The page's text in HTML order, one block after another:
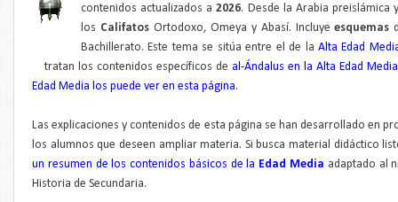
contenidos actualizados a2026. Desde la Arabia preislámica
los Califatos Ortodoxo, Omeya y Abasí. Incluyeesquemas
Bachillerato. Este tema se sitúa entre el de laAlta Edad
tratan los contenidos específicos de al-Ándalus en la Alta Edad
Edad Media los puede ver en esta página.
Las explicaciones y contenidos de esta página se han desarrollado en
los alumnos que deseen ampliar materia. Si busca material didáctico
un resumen de los contenidos básicos de la Edad Media adaptado al
Historia de Secundaria.